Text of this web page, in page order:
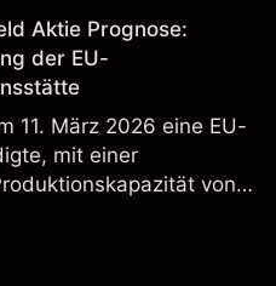
Ergebnisse.
Aktie Prognose:
der EU-
11. März 2026 eine EU-
mit einer
von
2026. Die